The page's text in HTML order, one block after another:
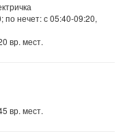
по нечет: с 05:40-09:20,
вр. мест.
вр. мест.